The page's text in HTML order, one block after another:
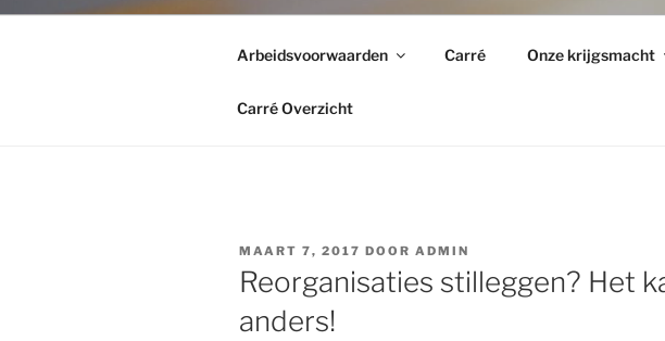
Arbeidsvoorwaarden Carré Onze krijgsmacht
Carré Overzicht
GEPLAATST
OP
MAART 7, 2017 DOOR ADMIN
Reorganisaties stilleggen? Het
anders!